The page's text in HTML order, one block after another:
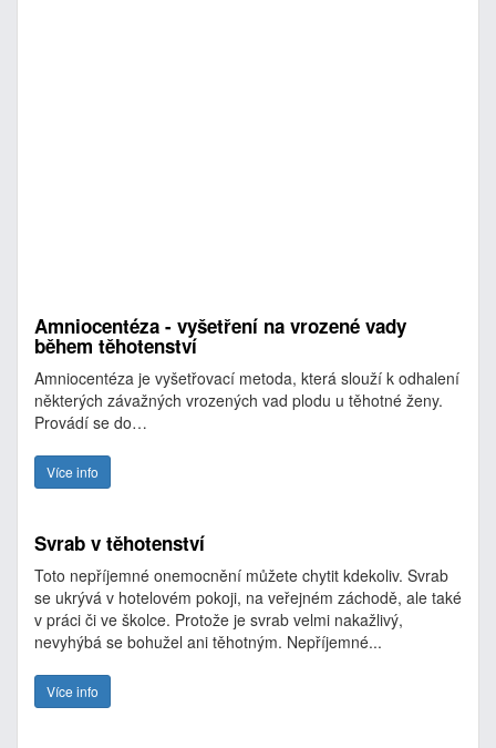
Amniocentéza - vyšetření na vrozené vady
během těhotenství
Amniocentéza je vyšetřovací metoda, která slouží k odhalení
některých závažných vrozených vad plodu u těhotné ženy.
Provádí se do…
Více info
Svrab v těhotenství
Toto nepříjemné onemocnění můžete chytit kdekoliv. Svrab
se ukrývá v hotelovém pokoji, na veřejném záchodě, ale také
v práci či ve školce. Protože je svrab velmi nakažlivý,
nevyhýbá se bohužel ani těhotným. Nepříjemné...
Více info